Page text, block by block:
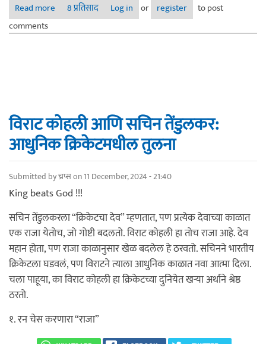
Read more
about मायकेल बेवन – ऑस्ट्रेलियाचा महान फलंदाज आणि वनडे
क्रिकेटचा बादशहा
8 प्रतिसाद Log in or register
to post
comments
विराट कोहली आणि सचिन तेंडुलकर:
आधुनिक क्रिकेटमधील तुलना
Submitted byच्रप्सon 11 December, 2024 - 21:40
King beats God !!!
सचिन तेंडुलकरला “क्रिकेटचा देव” म्हणतात, पण प्रत्येक देवाच्या काळात
एक राजा येतोच, जो गोष्टी बदलतो. विराट कोहली हा तोच राजा आहे. देव
महान होता, पण राजा काळानुसार खेळ बदलेल हे ठरवतो. सचिनने भारतीय
क्रिकेटला घडवलं, पण विराटने त्याला आधुनिक काळात नवा आत्मा दिला.
चला पाहूया, का विराट कोहली हा क्रिकेटच्या दुनियेत खऱ्या अर्थाने श्रेष्ठ
ठरतो.
१. रन चेस करणारा “राजा”